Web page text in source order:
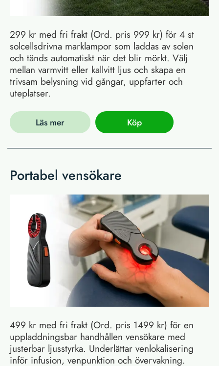
299 kr med fri frakt (Ord. pris 999 kr) för 4 st
solcellsdrivna marklampor som laddas av solen
och tänds automatiskt när det blir mörkt. Välj
mellan varmvitt eller kallvitt ljus och skapa en
trivsam belysning vid gångar, uppfarter och
uteplatser.
Läs mer Köp
Portabel vensökare
499 kr med fri frakt (Ord. pris 1499 kr) för en
uppladdningsbar handhållen vensökare med
justerbar ljusstyrka. Underlättar venlokalisering
inför infusion, venpunktion och övervakning.